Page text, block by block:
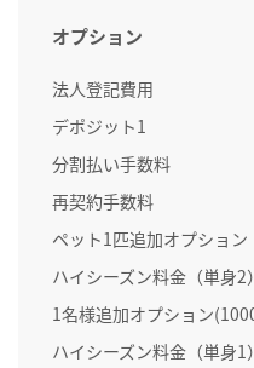
オプション
法人登記費用
デポジット1
分割払い手数料
再契約手数料
ペット1匹追加オプション
ハイシーズン料金（単身2）
1名様追加オプション
ハイシーズン料金（単身1）